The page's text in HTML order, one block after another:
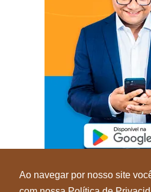
Ao navegar por nosso site